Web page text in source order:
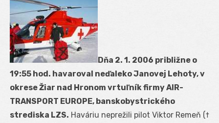
Dňa 2. 1. 2006 približne o
19:55 hod. havaroval neďaleko Janovej Lehoty, v
okrese Žiar nad Hronom vrtuľník firmy AIR-
TRANSPORT EUROPE, banskobystrického
strediska LZS. Haváriu neprežili pilot Viktor Remeň (†